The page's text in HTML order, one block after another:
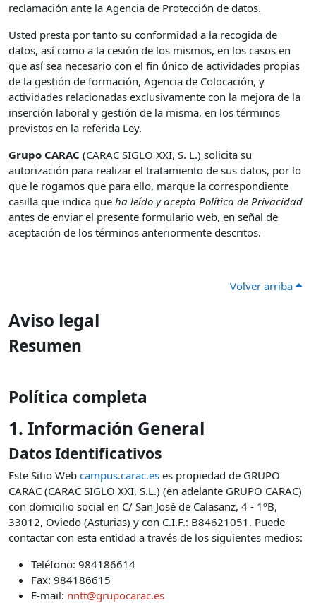
reclamación ante la Agencia de Protección de datos.
Usted presta por tanto su conformidad a la recogida de
datos, así como a la cesión de los mismos, en los casos en
que así sea necesario con el fin único de actividades propias
de la gestión de formación, Agencia de Colocación, y
actividades relacionadas exclusivamente con la mejora de la
inserción laboral y gestión de la misma, en los términos
previstos en la referida Ley.
Grupo CARAC (CARAC SIGLO XXI, S. L.) solicita su
autorización para realizar el tratamiento de sus datos, por lo
que le rogamos que para ello, marque la correspondiente
casilla que indica que ha leído y acepta Política de Privacidad
antes de enviar el presente formulario web, en señal de
aceptación de los términos anteriormente descritos.
Volver arriba
Aviso legal
Resumen
Política completa
1. Información General
Datos Identificativos
Este Sitio Web campus.carac.es es propiedad de GRUPO
CARAC (CARAC SIGLO XXI, S.L.) (en adelante GRUPO CARAC)
con domicilio social en C/ San José de Calasanz, 4 - 1ºB,
33012, Oviedo (Asturias) y con C.I.F.: B84621051. Puede
contactar con esta entidad a través de los siguientes medios:
Teléfono: 984186614
Fax: 984186615
E-mail: nntt@grupocarac.es